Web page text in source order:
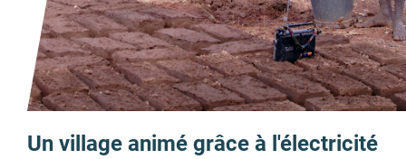
Un village animé grâce à l'électricité